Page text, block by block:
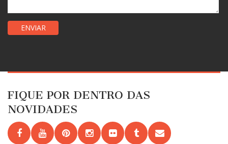
FIQUE POR DENTRO DAS
NOVIDADES